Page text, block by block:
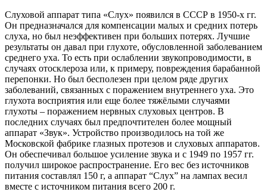
Слуховой аппарат типа «Слух» появился в СССР в 1950-х гг.
Он предназначался для компенсации малых и средних потерь
слуха, но был неэффективен при больших потерях. Лучшие
результаты он давал при глухоте, обусловленной заболеванием
среднего уха. То есть при ослаблении звукопроводимости, в
случаях отосклероза или, к примеру, повреждения барабанной
перепонки. Но был бесполезен при целом ряде других
заболеваний, связанных с поражением внутреннего уха. Это
глухота восприятия или еще более тяжёлыми случаями
глухоты – поражением нервных слуховых центров. В
последних случаях был предпочтителен более мощный
аппарат «Звук». Устройство производилось на той же
Московской фабрике глазных протезов и слуховых аппаратов.
Он обеспечивал большое усиление звука и с 1949 по 1957 гг.
получил широкое распространение. Его вес без источников
питания составлял 150 г, а аппарат “Слух” на лампах весил
вместе с источником питания всего 200 г.